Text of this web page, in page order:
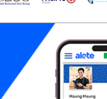
သပ်စစ်ဆေးရေးပစ္စည်းများကို
ဓိကလုပ်ငန်းမှာ သိပ္ပံ၊